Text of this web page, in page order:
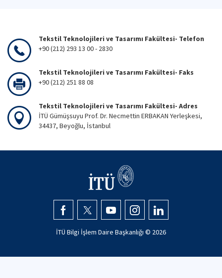
Tekstil Teknolojileri ve Tasarımı Fakültesi- Telefon
+90 (212) 293 13 00 - 2830
Tekstil Teknolojileri ve Tasarımı Fakültesi- Faks
+90 (212) 251 88 08
Tekstil Teknolojileri ve Tasarımı Fakültesi- Adres
İTÜ Gümüşsuyu Prof. Dr. Necmettin ERBAKAN Yerleşkesi,
34437, Beyoğlu, İstanbul
İTÜ Bilgi İşlem Daire Başkanlığı © 2026